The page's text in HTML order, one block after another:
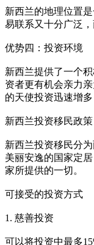
新西兰的地理位置
易联系又十分广泛，
优势四：投资环境
新西兰提供了一个
资者更有机会亲力
的天使投资迅速增
新西兰投资移民政策
新西兰投资移民分
美丽安逸的国家定
家所提供的一切。
可接受的投资方式
1. 慈善投资
可以将投资中最多